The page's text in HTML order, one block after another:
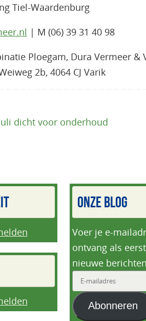
Tiel-Waardenburg
| M (06) 39 31 40 98
Ploegam, Dura Vermeer
2b, 4064 CJ Varik
dicht voor onderhoud
ONZE BLOG
Voer je e-
ontvang als
nieuwe
mailadres
Abonneren